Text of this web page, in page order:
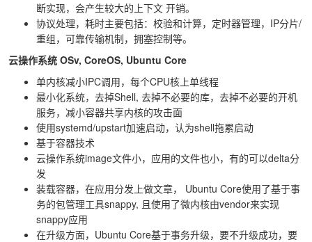
断实现，会产生较大的上下文 开销。
协议处理，耗时主要包括：校验和计算，定时器管理，IP分片/
重组，可靠传输机制，拥塞控制等。
云操作系统 OSv, CoreOS, Ubuntu Core
单内核减小IPC调用，每个CPU核上单线程
最小化系统，去掉Shell, 去掉不必要的库，去掉不必要的开机
服务，减小容器共享内核的攻击面
使用systemd/upstart加速启动，认为shell拖累启动
基于容器技术
云操作系统image文件小，应用的文件也小，有的可以delta分
发
装载容器，在应用分发上做文章， Ubuntu Core使用了基于事
务的包管理工具snappy, 且使用了微内核由vendor来实现
snappy应用
在升级方面，Ubuntu Core基于事务升级，要不升级成功，要